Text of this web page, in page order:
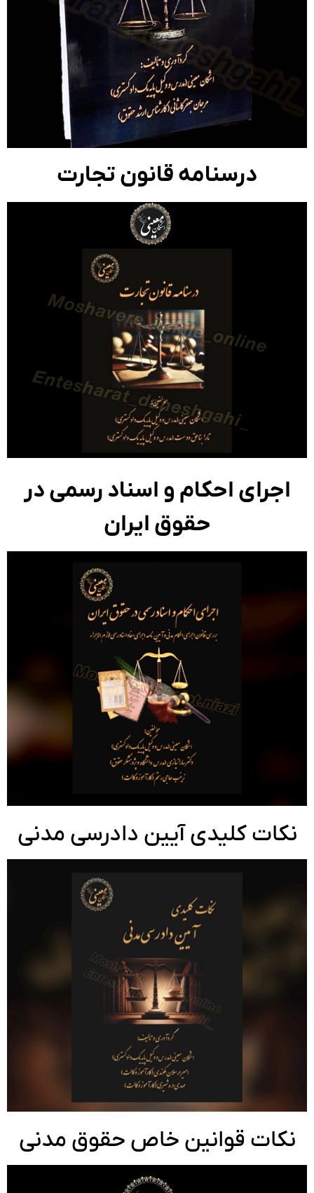
درسنامه قانون تجارت
اجرای احکام و اسناد رسمی در
حقوق ایران
کلیدی آیین دادرسی مدنی
قوانین خاص حقوق مدنی